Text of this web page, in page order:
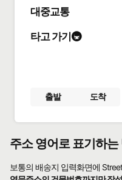
대중교통
타고 가기🚇
출발 도착
주소 영어로 표기하는
보통의 배송지 입력화면에